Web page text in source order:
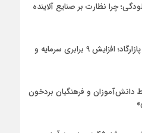
چرا نظارت بر صنایع آلاینده
رشد ۴۱ درصدی سود خالص پازارگاد؛ افزایش ۹ برابری سرمایه و
توسط دانش‌آموزان و فرهنگیان بردخون